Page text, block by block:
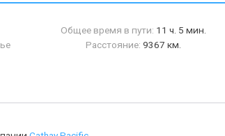
Общее время в пути: 11 ч. 5 мин.
Расстояние: 9367 км.